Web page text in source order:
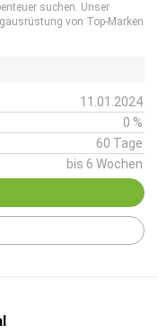
suchen. Unser
von Top-Marken
11.01.2024
0 %
60 Tage
bis 6 Wochen